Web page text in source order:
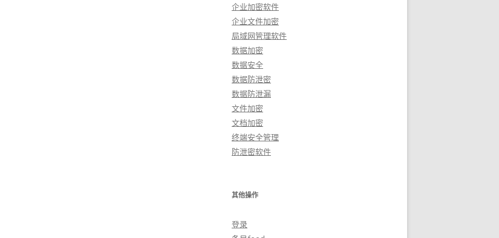
企业加密软件
企业文件加密
局域网管理软件
数据加密
数据安全
数据防泄密
数据防泄漏
文件加密
文档加密
终端安全管理
防泄密软件
其他操作
登录